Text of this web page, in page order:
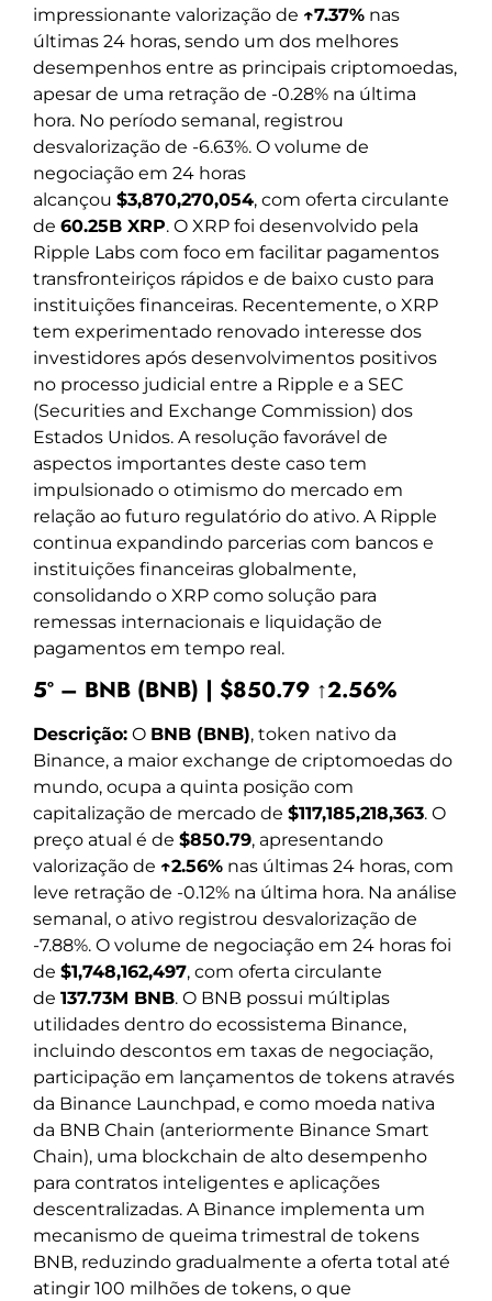
impressionante valorização de ↑7.37% nas
últimas 24 horas, sendo um dos melhores
desempenhos entre as principais criptomoedas,
apesar de uma retração de -0.28% na última
hora. No período semanal, registrou
desvalorização de -6.63%. O volume de
negociação em 24 horas
alcançou $3,870,270,054, com oferta circulante
de 60.25B XRP. O XRP foi desenvolvido pela
Ripple Labs com foco em facilitar pagamentos
transfronteiriços rápidos e de baixo custo para
instituições financeiras. Recentemente, o XRP
tem experimentado renovado interesse dos
investidores após desenvolvimentos positivos
no processo judicial entre a Ripple e a SEC
(Securities and Exchange Commission) dos
Estados Unidos. A resolução favorável de
aspectos importantes deste caso tem
impulsionado o otimismo do mercado em
relação ao futuro regulatório do ativo. A Ripple
continua expandindo parcerias com bancos e
instituições financeiras globalmente,
consolidando o XRP como solução para
remessas internacionais e liquidação de
pagamentos em tempo real.
5º – BNB (BNB) | $850.79 ↑2.56%
Descrição: O BNB (BNB), token nativo da
Binance, a maior exchange de criptomoedas do
mundo, ocupa a quinta posição com
capitalização de mercado de $117,185,218,363. O
preço atual é de $850.79, apresentando
valorização de ↑2.56% nas últimas 24 horas, com
leve retração de -0.12% na última hora. Na análise
semanal, o ativo registrou desvalorização de
-7.88%. O volume de negociação em 24 horas foi
de $1,748,162,497, com oferta circulante
de 137.73M BNB. O BNB possui múltiplas
utilidades dentro do ecossistema Binance,
incluindo descontos em taxas de negociação,
participação em lançamentos de tokens através
da Binance Launchpad, e como moeda nativa
da BNB Chain (anteriormente Binance Smart
Chain), uma blockchain de alto desempenho
para contratos inteligentes e aplicações
descentralizadas. A Binance implementa um
mecanismo de queima trimestral de tokens
BNB, reduzindo gradualmente a oferta total até
atingir 100 milhões de tokens, o que